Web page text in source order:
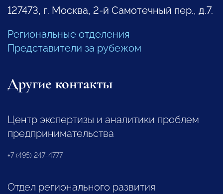
127473, г. Москва, 2-й Самотечный пер., д.7.
Региональные отделения
Представители за рубежом
Другие контакты
Центр экспертизы и аналитики проблем
предпринимательства
+7 (495) 247-4777
Отдел регионального развития